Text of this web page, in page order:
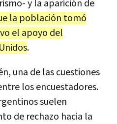
y la aparición de
la población tomó
el apoyo del
.
una de las cuestiones
los encuestadores.
suelen
de rechazo hacia la